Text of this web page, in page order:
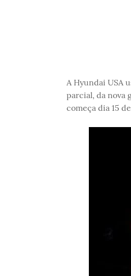
A Hyundai USA
parcial, da nova
começa dia 15